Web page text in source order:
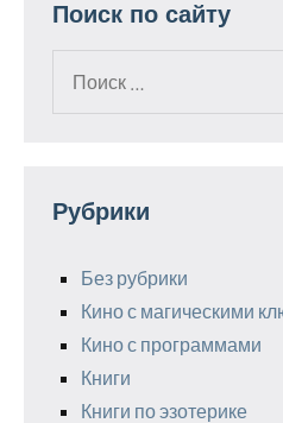
Поиск по сайту
Рубрики
Без рубрики
Кино с магическими
Кино с программами
Книги
Книги по эзотерике